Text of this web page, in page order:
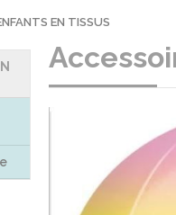
EN TISSUS